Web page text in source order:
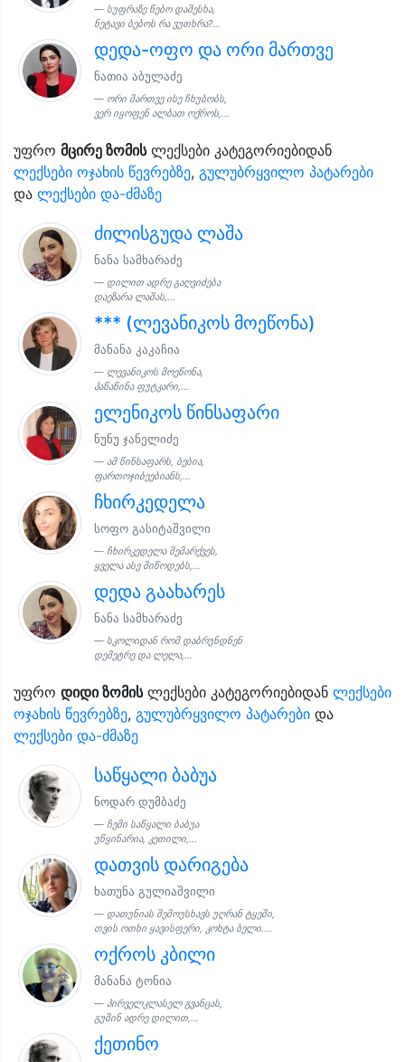
სუფრაზე წებო დამესხა,
ნეტავი ბებოს რა ვუთხრა?...
დედა-ოფო და ორი მართვე
ნათია აბულაძე
ორი მართვე ისე ჩხუბობს,
ვერ იყოფენ ალბათ ოქროს,...
უფრო მცირე ზომისლექსები კატეგორიებიდან
ლექსები ოჯახის წევრებზე, გულუბრყვილო პატარები
და ლექსები და-ძმაზე
ძილისგუდა ლაშა
ნანა სამხარაძე
დილით ადრე გაღვიძება
დაეზარა ლაშას,...
*** (ლევანიკოს მოეწონა)
მანანა კაკაჩია
ლევანიკოს მოეწონა,
პაწაწინა ფუტკარი,...
ელენიკოს წინსაფარი
ნუნუ ჯანელიძე
ამ წინსაფარს, ბებია,
ფართოჯიბეებიანს,...
ჩხირკედელა
სოფო გასიტაშვილი
ჩხირკედელა შემარქვეს,
ყველა ასე მიწოდებს,...
დედა გაახარეს
ნანა სამხარაძე
სკოლიდან რომ დაბრუნდნენ
დემეტრე და ლელა,...
უფრო დიდი ზომისლექსები კატეგორიებიდან ლექსები
ოჯახის წევრებზე, გულუბრყვილო პატარები და
ლექსები და-ძმაზე
საწყალი ბაბუა
ნოდარ დუმბაძე
ჩემი საწყალი ბაბუა
უწყინარია, კეთილი,...
დათვის დარიგება
ხათუნა გულიაშვილი
დათუნიას შემოუსხავს უღრან ტყეში,
თვის ოთხი ყავისფერი, კოხტა ბელი....
ოქროს კბილი
მანანა ტონია
პირველკლასელ გვანცას,
გუშინ ადრე დილით,...
ქეთინო